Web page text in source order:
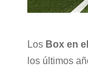
Los Box en
los últimos